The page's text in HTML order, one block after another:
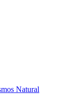
Natural